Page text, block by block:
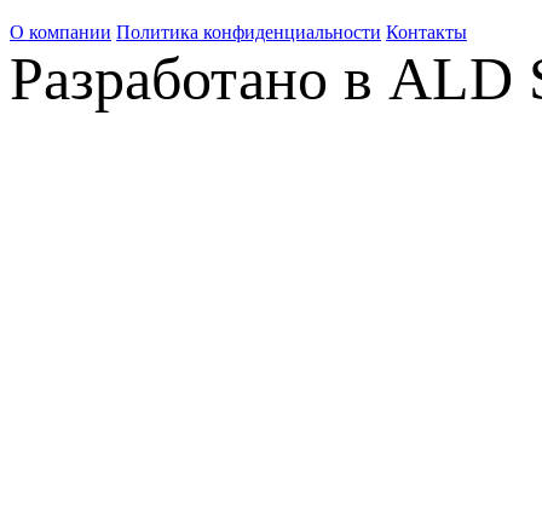
О компании Политика конфиденциальности Контакты
Разработано в ALD